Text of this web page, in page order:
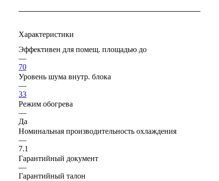
Характеристики
Эффективен для помещ. площадью до
—
70
Уровень шума внутр. блока
—
33
Режим обогрева
—
Да
Номинальная производительность охлаждения
—
7.1
Гарантийный документ
—
Гарантийный талон